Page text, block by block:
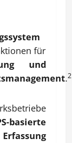
für
und
.2
basierte